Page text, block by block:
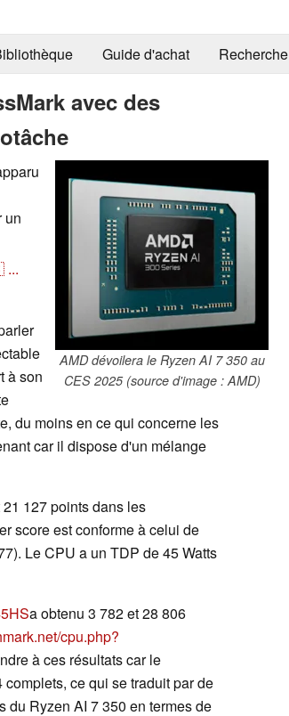
Guide d'achat Recherche
avec des
AMD dévoilera le Ryzen AI 7 350 au
CES 2025 (source d'image : AMD)
un
...
à son
du moins en ce qui concerne les
car il dispose d'un mélange
127 points dans les
score est conforme à celui de
Le CPU a un TDP de 45 Watts
a obtenu 3 782 et 28 806
cpu.php?
à ces résultats car le
ce qui se traduit par de
du Ryzen AI 7 350 en termes de